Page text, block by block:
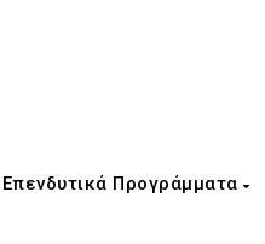
Επενδυτικά Προγράμματα